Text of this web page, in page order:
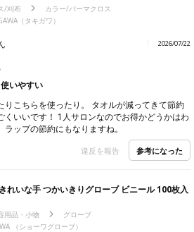
/刈布
カラー/パーマクロス
（タキガワ）
2026/07/22
使いやすい
りこちらを使ったり。 タオルが減ってきて節約
くいいです！ 1人サロンなのでお得かどうかはわ
ップの節約にもなりますね。
違反を報告 参考になった
れいな手 つかいきりグローブ ビニール 100枚入
用品・小物
グローブ
（ショーワグローブ）